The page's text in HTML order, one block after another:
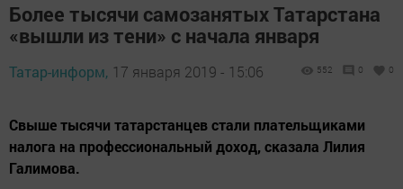
Более тысячи самозанятых Татарстана
«вышли из тени» с начала января
Татар-информ, 17 января 2019 - 15:06 552 0 0
Свыше тысячи татарстанцев стали плательщиками
налога на профессиональный доход, сказала Лилия
Галимова.